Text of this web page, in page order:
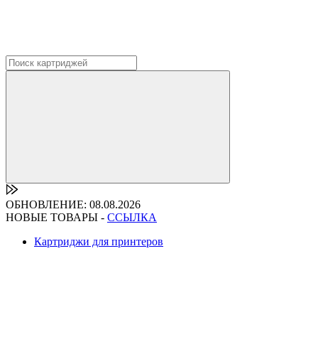
ОБНОВЛЕНИЕ: 08.08.2026
НОВЫЕ ТОВАРЫ - ССЫЛКА
Картриджи для принтеров